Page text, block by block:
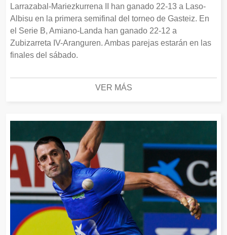
Larrazabal-Mariezkurrena II han ganado 22-13 a Laso-
Albisu en la primera semifinal del torneo de Gasteiz. En
el Serie B, Amiano-Landa han ganado 22-12 a
Zubizarreta IV-Aranguren. Ambas parejas estarán en las
finales del sábado.
VER MÁS